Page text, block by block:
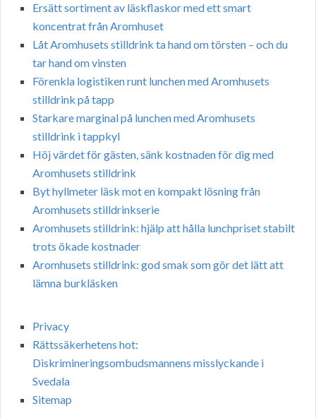
Ersätt sortiment av läskflaskor med ett smart
koncentrat från Aromhuset
Låt Aromhusets stilldrink ta hand om törsten – och du
tar hand om vinsten
Förenkla logistiken runt lunchen med Aromhusets
stilldrink på tapp
Starkare marginal på lunchen med Aromhusets
stilldrink i tappkyl
Höj värdet för gästen, sänk kostnaden för dig med
Aromhusets stilldrink
Byt hyllmeter läsk mot en kompakt lösning från
Aromhusets stilldrinkserie
Aromhusets stilldrink: hjälp att hålla lunchpriset stabilt
trots ökade kostnader
Aromhusets stilldrink: god smak som gör det lätt att
lämna burkläsken
Privacy
Rättssäkerhetens hot:
Diskrimineringsombudsmannens misslyckande i
Svedala
Sitemap